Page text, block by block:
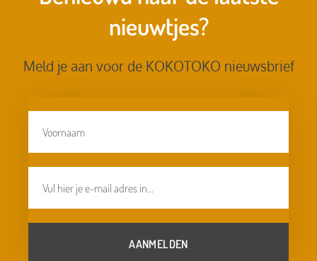
nieuwtjes?
Meld je aan voor de KOKOTOKO nieuwsbrief
AANMELDEN